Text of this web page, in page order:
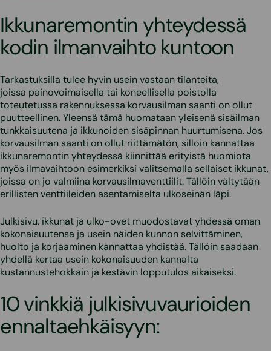
Ikkunaremontin yhteydessä
kodin ilmanvaihto kuntoon
Tarkastuksilla tulee hyvin usein vastaan tilanteita,
joissa painovoimaisella tai koneellisella poistolla
toteutetussa rakennuksessa korvausilman saanti on ollut
puutteellinen. Yleensä tämä huomataan yleisenä sisäilman
tunkkaisuutena ja ikkunoiden sisäpinnan huurtumisena. Jos
korvausilman saanti on ollut riittämätön, silloin kannattaa
ikkunaremontin yhteydessä kiinnittää erityistä huomiota
myös ilmavaihtoon esimerkiksi valitsemalla sellaiset ikkunat,
joissa on jo valmiina korvausilmaventtiilit. Tällöin vältytään
erillisten venttiileiden asentamiselta ulkoseinän läpi.
Julkisivu, ikkunat ja ulko-ovet muodostavat yhdessä oman
kokonaisuutensa ja usein näiden kunnon selvittäminen,
huolto ja korjaaminen kannattaa yhdistää. Tällöin saadaan
yhdellä kertaa usein kokonaisuuden kannalta
kustannustehokkain ja kestävin lopputulos aikaiseksi.
10 vinkkiä julkisivuvaurioiden
ennaltaehkäisyyn: